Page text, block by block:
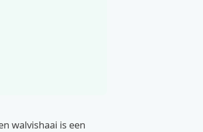
walvishaai is een